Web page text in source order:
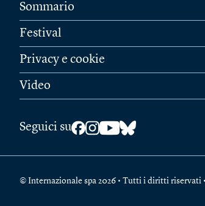
Sommario
Festival
Privacy e cookie
Video
Seguici su
© Internazionale spa 2026 • Tutti i diritti riservati